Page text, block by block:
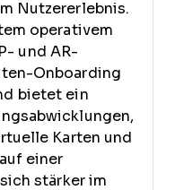
Nutzererlebnis.
operativem
und AR-
Onboarding
bietet ein
Karten und
einer
stärker im